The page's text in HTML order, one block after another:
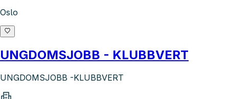
Oslo
UNGDOMSJOBB - KLUBBVERT
UNGDOMSJOBB -KLUBBVERT